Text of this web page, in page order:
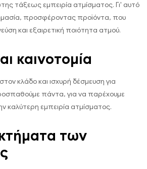
τάξεως εμπειρία ατμίσματος. Γι' αυτό
προσφέροντας προϊόντα, που
και εξαιρετική ποιότητα ατμού.
καινοτομία
κλάδο και ισχυρή δέσμευση για
πάντα, για να παρέχουμε
καλύτερη εμπειρία ατμίσματος.
των